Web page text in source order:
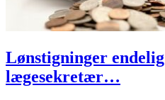
Lønstigninger
lægesekretær…